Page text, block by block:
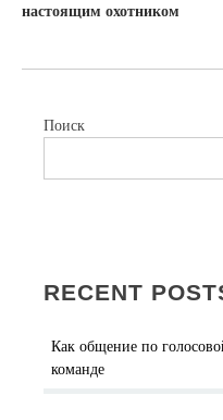
ЗАПИСЯМ
настоящим охотником
Поиск
RECENT
Как общение по
команде